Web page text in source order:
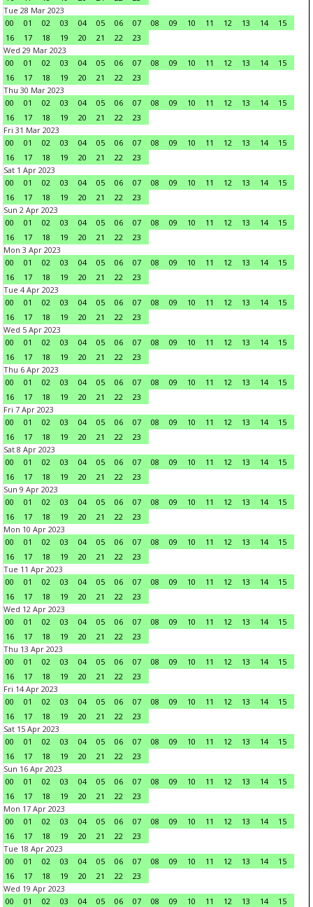
Tue 28 Mar 2023
00
01 02 03 04 05 06 07 08 09 10 11 12 13 14
15
16
17 18 19 20 21 22
23
Wed 29 Mar 2023
00
01 02 03 04 05 06 07 08 09 10 11 12 13 14
15
16
17 18 19 20 21 22
23
Thu 30 Mar 2023
00
01 02 03 04 05 06 07 08 09 10 11 12 13 14
15
16
17 18 19 20 21 22
23
Fri 31 Mar 2023
00
01 02 03 04 05 06 07 08 09 10 11 12 13 14
15
16
17 18 19 20 21 22
23
Sat 1 Apr 2023
00
01 02 03 04 05 06 07 08 09 10 11 12 13 14
15
16
17 18 19 20 21 22
23
Sun 2 Apr 2023
00
01 02 03 04 05 06 07 08 09 10 11 12 13 14
15
16
17 18 19 20 21 22
23
Mon 3 Apr 2023
00
01 02 03 04 05 06 07 08 09 10 11 12 13 14
15
16
17 18 19 20 21 22
23
Tue 4 Apr 2023
00
01 02 03 04 05 06 07 08 09 10 11 12 13 14
15
16
17 18 19 20 21 22
23
Wed 5 Apr 2023
00
01 02 03 04 05 06 07 08 09 10 11 12 13 14
15
16
17 18 19 20 21 22
23
Thu 6 Apr 2023
00
01 02 03 04 05 06 07 08 09 10 11 12 13 14
15
16
17 18 19 20 21 22
23
Fri 7 Apr 2023
00
01 02 03 04 05 06 07 08 09 10 11 12 13 14
15
16
17 18 19 20 21 22
23
Sat 8 Apr 2023
00
01 02 03 04 05 06 07 08 09 10 11 12 13 14
15
16
17 18 19 20 21 22
23
Sun 9 Apr 2023
00
01 02 03 04 05 06 07 08 09 10 11 12 13 14
15
16
17 18 19 20 21 22
23
Mon 10 Apr 2023
00
01 02 03 04 05 06 07 08 09 10 11 12 13 14
15
16
17 18 19 20 21 22
23
Tue 11 Apr 2023
00
01 02 03 04 05 06 07 08 09 10 11 12 13 14
15
16
17 18 19 20 21 22
23
Wed 12 Apr 2023
00
01 02 03 04 05 06 07 08 09 10 11 12 13 14
15
16
17 18 19 20 21 22
23
Thu 13 Apr 2023
00
01 02 03 04 05 06 07 08 09 10 11 12 13 14
15
16
17 18 19 20 21 22
23
Fri 14 Apr 2023
00
01 02 03 04 05 06 07 08 09 10 11 12 13 14
15
16
17 18 19 20 21 22
23
Sat 15 Apr 2023
00
01 02 03 04 05 06 07 08 09 10 11 12 13 14
15
16
17 18 19 20 21 22
23
Sun 16 Apr 2023
00
01 02 03 04 05 06 07 08 09 10 11 12 13 14
15
16
17 18 19 20 21 22
23
Mon 17 Apr 2023
00
01 02 03 04 05 06 07 08 09 10 11 12 13 14
15
16
17 18 19 20 21 22
23
Tue 18 Apr 2023
00
01 02 03 04 05 06 07 08 09 10 11 12 13 14
15
16
17 18 19 20 21 22
23
Wed 19 Apr 2023
00
01 02 03 04 05 06 07 08 09 10 11 12 13 14
15